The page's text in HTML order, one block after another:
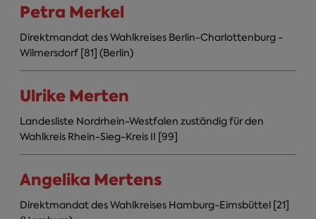
Petra Merkel
Direktmandat des Wahlkreises Berlin-Charlottenburg -
Wilmersdorf [81] (Berlin)
Ulrike Merten
Landesliste Nordrhein-Westfalen zuständig für den
Wahlkreis Rhein-Sieg-Kreis II [99]
Angelika Mertens
Direktmandat des Wahlkreises Hamburg-Eimsbüttel [21]